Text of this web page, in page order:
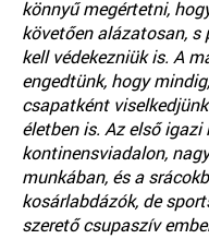
könnyű megértetni,
követően alázatosan,
kell védekezniük is. A
engedtünk, hogy
csapatként
életben is. Az első
kontinensviadalon,
munkában, és a
kosárlabdázók, de
szerető csupaszív